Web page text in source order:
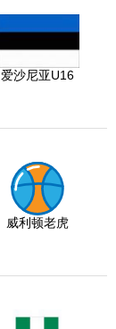
爱沙尼亚U16
威利顿老虎